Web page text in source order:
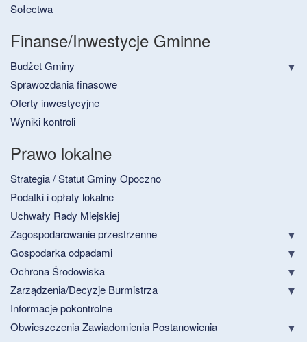
Sołectwa
Finanse/Inwestycje Gminne
Budżet Gminy
Sprawozdania finasowe
Oferty inwestycyjne
Wyniki kontroli
Prawo lokalne
Strategia / Statut Gminy Opoczno
Podatki i opłaty lokalne
Uchwały Rady Miejskiej
Zagospodarowanie przestrzenne
Gospodarka odpadami
Ochrona Środowiska
Zarządzenia/Decyzje Burmistrza
Informacje pokontrolne
Obwieszczenia Zawiadomienia Postanowienia